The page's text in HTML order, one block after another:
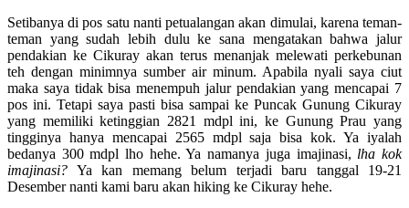
Setibanya di pos satu nanti petualangan akan dimulai, karena teman-
teman yang sudah lebih dulu ke sana mengatakan bahwa jalur
pendakian ke Cikuray akan terus menanjak melewati perkebunan
teh dengan minimnya sumber air minum. Apabila nyali saya ciut
maka saya tidak bisa menempuh jalur pendakian yang mencapai 7
pos ini. Tetapi saya pasti bisa sampai ke Puncak Gunung Cikuray
yang memiliki ketinggian 2821 mdpl ini, ke Gunung Prau yang
tingginya hanya mencapai 2565 mdpl saja bisa kok. Ya iyalah
bedanya 300 mdpl lho hehe. Ya namanya juga imajinasi, lha kok
imajinasi? Ya kan memang belum terjadi baru tanggal 19-21
Desember nanti kami baru akan hiking ke Cikuray hehe.